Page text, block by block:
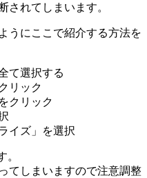
されてしまいます。
うにここで紹介する方法を
て選択する
リック
クリック
イズ」を選択
。
てしまいますので注意調整